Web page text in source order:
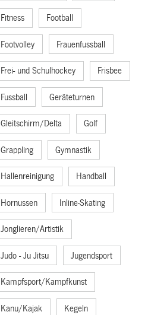
Fitness Football
Footvolley Frauenfussball
Frei- und Schulhockey Frisbee
Fussball Geräteturnen
Gleitschirm/Delta Golf
Grappling Gymnastik
Hallenreinigung Handball
Hornussen Inline-Skating
Jonglieren/Artistik
Judo - Ju Jitsu Jugendsport
Kampfsport/Kampfkunst
Kanu/Kajak Kegeln